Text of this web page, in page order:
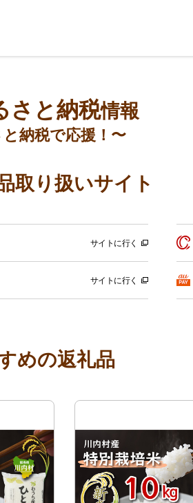
さと納税情報
納税で応援！〜
取り扱いサイト
サイトに行く
サイトに行く
めの返礼品